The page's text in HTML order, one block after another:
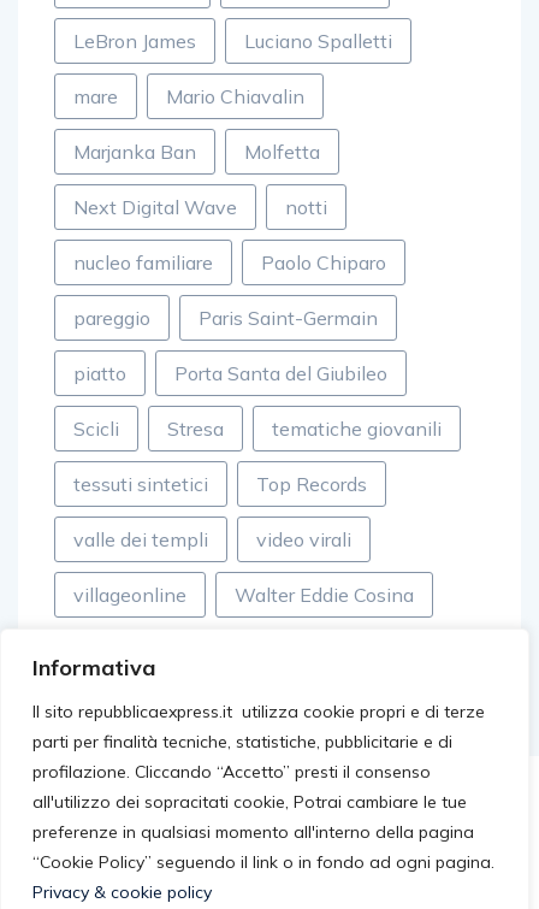
Informativa
Il sito repubblicaexpress.it utilizza cookie propri e di terze
parti per finalità tecniche, statistiche, pubblicitarie e di
profilazione. Cliccando “Accetto” presti il consenso
all'utilizzo dei sopracitati cookie, Potrai cambiare le tue
preferenze in qualsiasi momento all'interno della pagina
“Cookie Policy” seguendo il link o in fondo ad ogni pagina.
Privacy & cookie policy
LeBron James Luciano Spalletti
mare Mario Chiavalin
Marjanka Ban Molfetta
Next Digital Wave notti
nucleo familiare Paolo Chiparo
pareggio Paris Saint-Germain
piatto Porta Santa del Giubileo
Scicli Stresa tematiche giovanili
tessuti sintetici Top Records
valle dei templi video virali
villageonline Walter Eddie Cosina